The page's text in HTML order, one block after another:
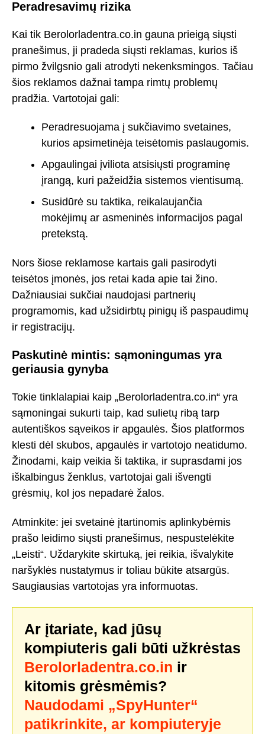
Peradresavimų rizika
Kai tik Berolorladentra.co.in gauna prieigą siųsti
pranešimus, ji pradeda siųsti reklamas, kurios iš
pirmo žvilgsnio gali atrodyti nekenksmingos. Tačiau
šios reklamos dažnai tampa rimtų problemų
pradžia. Vartotojai gali:
Peradresuojama į sukčiavimo svetaines,
kurios apsimetinėja teisėtomis paslaugomis.
Apgaulingai įviliota atsisiųsti programinę
įrangą, kuri pažeidžia sistemos vientisumą.
Susidūrė su taktika, reikalaujančia
mokėjimų ar asmeninės informacijos pagal
pretekstą.
Nors šiose reklamose kartais gali pasirodyti
teisėtos įmonės, jos retai kada apie tai žino.
Dažniausiai sukčiai naudojasi partnerių
programomis, kad užsidirbtų pinigų iš paspaudimų
ir registracijų.
Paskutinė mintis: sąmoningumas yra
geriausia gynyba
Tokie tinklalapiai kaip „Berolorladentra.co.in“ yra
sąmoningai sukurti taip, kad sulietų ribą tarp
autentiškos sąveikos ir apgaulės. Šios platformos
klesti dėl skubos, apgaulės ir vartotojo neatidumo.
Žinodami, kaip veikia ši taktika, ir suprasdami jos
iškalbingus ženklus, vartotojai gali išvengti
grėsmių, kol jos nepadarė žalos.
Atminkite: jei svetainė įtartinomis aplinkybėmis
prašo leidimo siųsti pranešimus, nespustelėkite
„Leisti“. Uždarykite skirtuką, jei reikia, išvalykite
naršyklės nustatymus ir toliau būkite atsargūs.
Saugiausias vartotojas yra informuotas.
Ar įtariate, kad jūsų
kompiuteris gali būti užkrėstas
Berolorladentra.co.in ir
kitomis grėsmėmis?
Naudodami „SpyHunter“
patikrinkite, ar kompiuteryje